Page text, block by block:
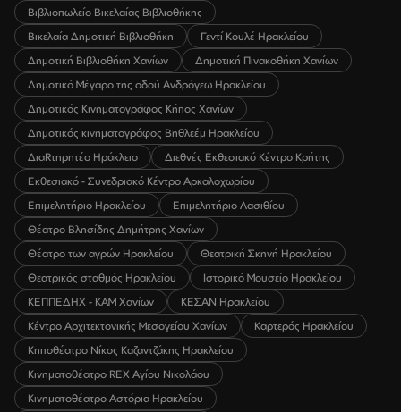
Βιβλιοπωλείο Βικελαίας Βιβλιοθήκης
Βικελαία Δημοτική Βιβλιοθήκη
Γεντί Κουλέ Ηρακλείου
Δημοτική Βιβλιοθήκη Χανίων
Δημοτική Πινακοθήκη Χανίων
Δημοτικό Μέγαρο της οδού Ανδρόγεω Ηρακλείου
Δημοτικός Κινηματογράφος Κήπος Χανίων
Δημοτικός κινηματογράφος Βηθλεέμ Ηρακλείου
ΔιαRτηρητέο Ηράκλειο
Διεθνές Εκθεσιακό Κέντρο Κρήτης
Εκθεσιακό - Συνεδριακό Κέντρο Αρκαλοχωρίου
Επιμελητήριο Ηρακλείου
Επιμελητήριο Λασιθίου
Θέατρο Βλησίδης Δημήτρης Χανίων
Θέατρο των αγρών Ηρακλείου
Θεατρική Σκηνή Ηρακλείου
Θεατρικός σταθμός Ηρακλείου
Ιστορικό Μουσείο Ηρακλείου
ΚΕΠΠΕΔΗΧ - ΚΑΜ Χανίων
ΚΕΣΑΝ Ηρακλείου
Κέντρο Αρχιτεκτονικής Μεσογείου Χανίων
Καρτερός Ηρακλείου
Κηποθέατρο Νίκος Καζαντζάκης Ηρακλείου
Κινηματοθέατρο REX Αγίου Νικολάου
Κινηματοθέατρο Αστόρια Ηρακλείου